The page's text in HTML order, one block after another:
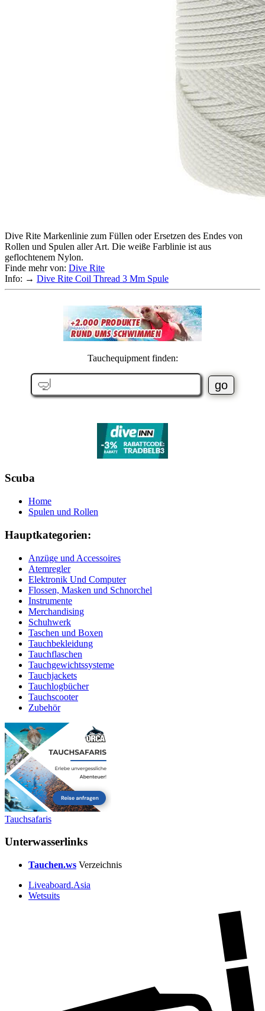
Dive Rite Markenlinie zum Füllen oder Ersetzen des Endes von
Rollen und Spulen aller Art. Die weiße Farblinie ist aus
geflochtenem Nylon.
Finde mehr von: Dive Rite
Info: → Dive Rite Coil Thread 3 Mm Spule
Tauchequipment finden:
Scuba
Home
Spulen und Rollen
Hauptkategorien:
Anzüge und Accessoires
Atemregler
Elektronik Und Computer
Flossen, Masken und Schnorchel
Instrumente
Merchandising
Schuhwerk
Taschen und Boxen
Tauchbekleidung
Tauchflaschen
Tauchgewichtssysteme
Tauchjackets
Tauchlogbücher
Tauchscooter
Zubehör
Tauchsafaris
Unterwasserlinks
Tauchen.ws Verzeichnis
Liveaboard.Asia
Wetsuits